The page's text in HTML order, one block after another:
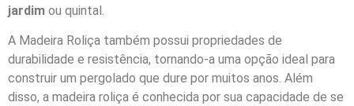
jardim ou quintal.
A Madeira Roliça também possui propriedades de
durabilidade e resistência, tornando-a uma opção ideal para
construir um pergolado que dure por muitos anos. Além
disso, a madeira roliça é conhecida por sua capacidade de se